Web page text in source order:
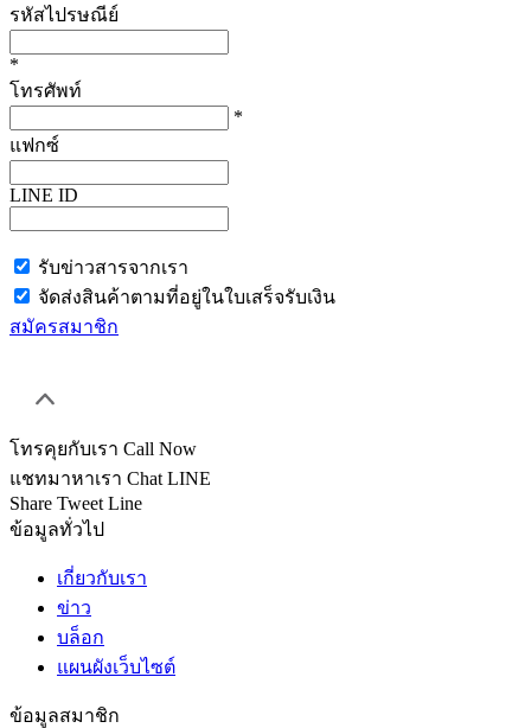
รหัสไปรษณีย์
*
โทรศัพท์
*
แฟกซ์
LINE ID
รับข่าวสารจากเรา
จัดส่งสินค้าตามที่อยู่ในใบเสร็จรับเงิน
สมัครสมาชิก
โทรคุยกับเรา Call Now
แชทมาหาเรา Chat LINE
Share Tweet Line
ข้อมูลทั่วไป
เกี่ยวกับเรา
ข่าว
บล็อก
แผนผังเว็บไซต์
ข้อมูลสมาชิก